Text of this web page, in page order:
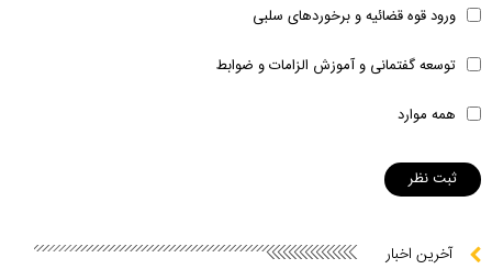
ورود قوه قضائیه و برخوردهای سلبی
توسعه گفتمانی و آموزش الزامات و ضوابط
همه موارد
آخرین اخبار